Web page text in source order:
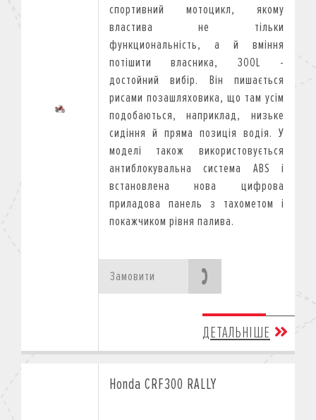
спортивний мотоцикл, якому
властива не тільки
функциональність, а й вміння
потішити власника, 300L -
достойний вибір. Він пишається
рисами позашляховика, що там усім
подобаються, наприклад, низьке
сидіння й пряма позиція водія. У
моделі також використовується
антиблокувальна система ABS і
встановлена нова цифрова
приладова панель з тахометом і
покажчиком рівня палива.
Замовити
ДЕТАЛЬНІШЕ
Honda CRF300 RALLY